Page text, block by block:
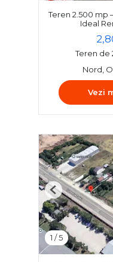
Teren 2.500 mp
Ideal
Teren de
Nord,
Vezi
1 /5
Previous